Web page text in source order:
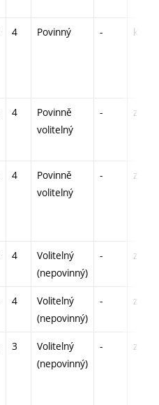
4 Povinný - kl
4
Povinně
volitelný
- zá,zk
4
Povinně
volitelný
- zá,zk
4
Volitelný
(nepovinný)
- zk
4
Volitelný
(nepovinný)
- zk
3
Volitelný
(nepovinný)
- zá